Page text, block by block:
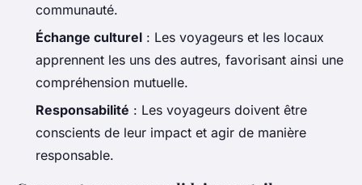
communauté.
Échange culturel : Les voyageurs et les locaux
apprennent les uns des autres, favorisant ainsi une
compréhension mutuelle.
Responsabilité : Les voyageurs doivent être
conscients de leur impact et agir de manière
responsable.